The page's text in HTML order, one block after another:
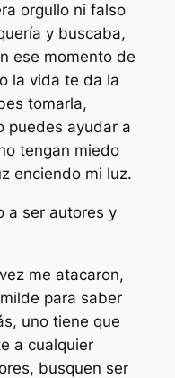
orgullo ni falso
y buscaba,
ese momento de
la vida te da la
tomarla,
puedes ayudar a
tengan miedo
enciendo mi luz.
a ser autores y
me atacaron,
para saber
uno tiene que
a cualquier
busquen ser